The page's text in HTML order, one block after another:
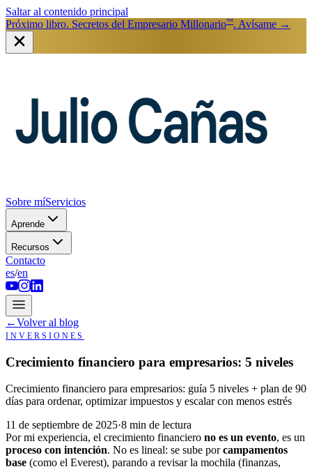
Saltar al contenido principal
Próximo libro. Secretos del Empresario Millonario™. Avísame →
Sobre míServicios
Aprende
Recursos
Contacto
es/en
←Volver al blog
INVERSIONES
Crecimiento financiero para empresarios: 5 niveles
Crecimiento financiero para empresarios: guía 5 niveles + plan de 90
días para ordenar, optimizar impuestos y escalar con menos estrés
11 de septiembre de 2025·8 min de lectura
Por mi experiencia, el crecimiento financiero no es un evento, es un
proceso con intención. No es lineal: se sube porcampamentos
base (como el Everest), parando a revisar la mochila (finanzas,